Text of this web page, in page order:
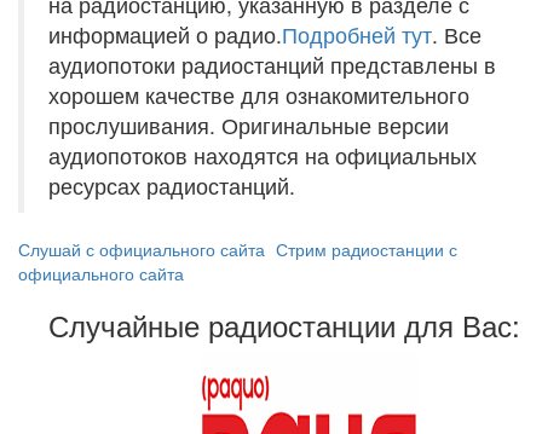
информацией о радио.Подробней тут. Все
аудиопотоки радиостанций представлены в
хорошем качестве для ознакомительного
прослушивания. Оригинальные версии
аудиопотоков находятся на официальных
ресурсах радиостанций.
Слушай с официального сайта Стрим радиостанции с
официального сайта
Случайные радиостанции для Вас: